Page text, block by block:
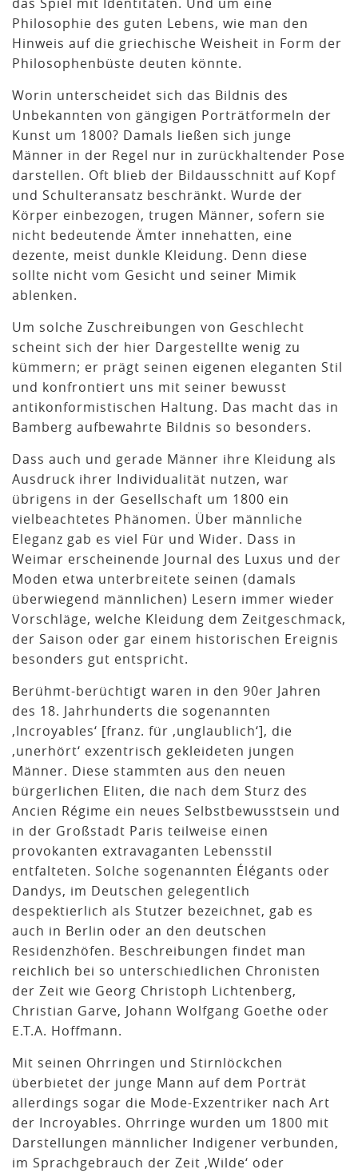
Philosophie des guten Lebens, wie man den
Hinweis auf die griechische Weisheit in Form der
Philosophenbüste deuten könnte.
Worin unterscheidet sich das Bildnis des
Unbekannten von gängigen Porträtformeln der
Kunst um 1800? Damals ließen sich junge
Männer in der Regel nur in zurückhaltender Pose
darstellen. Oft blieb der Bildausschnitt auf Kopf
und Schulteransatz beschränkt. Wurde der
Körper einbezogen, trugen Männer, sofern sie
nicht bedeutende Ämter innehatten, eine
dezente, meist dunkle Kleidung. Denn diese
sollte nicht vom Gesicht und seiner Mimik
ablenken.
Um solche Zuschreibungen von Geschlecht
scheint sich der hier Dargestellte wenig zu
kümmern; er prägt seinen eigenen eleganten Stil
und konfrontiert uns mit seiner bewusst
antikonformistischen Haltung. Das macht das in
Bamberg aufbewahrte Bildnis so besonders.
Dass auch und gerade Männer ihre Kleidung als
Ausdruck ihrer Individualität nutzen, war
übrigens in der Gesellschaft um 1800 ein
vielbeachtetes Phänomen. Über männliche
Eleganz gab es viel Für und Wider. Dass in
Weimar erscheinende Journal des Luxus und der
Moden etwa unterbreitete seinen (damals
überwiegend männlichen) Lesern immer wieder
Vorschläge, welche Kleidung dem Zeitgeschmack,
der Saison oder gar einem historischen Ereignis
besonders gut entspricht.
Berühmt-berüchtigt waren in den 90er Jahren
des 18. Jahrhunderts die sogenannten
‚Incroyables‘ [franz. für ‚unglaublich‘], die
‚unerhört‘ exzentrisch gekleideten jungen
Männer. Diese stammten aus den neuen
bürgerlichen Eliten, die nach dem Sturz des
Ancien Régime ein neues Selbstbewusstsein und
in der Großstadt Paris teilweise einen
provokanten extravaganten Lebensstil
entfalteten. Solche sogenannten Élégants oder
Dandys, im Deutschen gelegentlich
despektierlich als Stutzer bezeichnet, gab es
auch in Berlin oder an den deutschen
Residenzhöfen. Beschreibungen findet man
reichlich bei so unterschiedlichen Chronisten
der Zeit wie Georg Christoph Lichtenberg,
Christian Garve, Johann Wolfgang Goethe oder
E.T.A. Hoffmann.
Mit seinen Ohrringen und Stirnlöckchen
überbietet der junge Mann auf dem Porträt
allerdings sogar die Mode-Exzentriker nach Art
der Incroyables. Ohrringe wurden um 1800 mit
Darstellungen männlicher Indigener verbunden,
im Sprachgebrauch der Zeit ‚Wilde‘ oder